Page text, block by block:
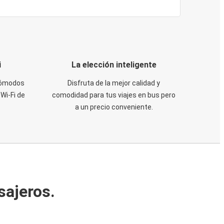
Fi de
La elección inteligente
Disfruta de la mejor calidad y
comodidad para tus viajes en bus pero
a un precio conveniente.